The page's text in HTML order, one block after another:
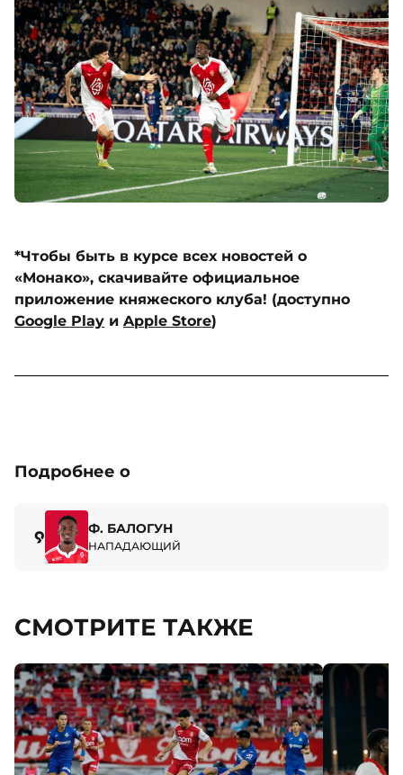
*Чтобы быть в курсе всех новостей о
«Монако», скачивайте официальное
приложение княжеского клуба! (доступно
Google Play и Apple Store)
Подробнее о
9 Ф. БАЛОГУН
НАПАДАЮЩИЙ
СМОТРИТЕ ТАКЖЕ